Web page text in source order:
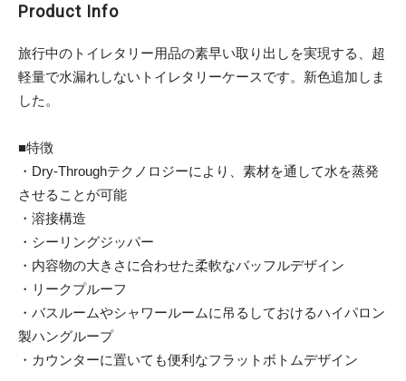
Product Info
旅行中のトイレタリー用品の素早い取り出しを実現する、超
軽量で水漏れしないトイレタリーケースです。新色追加しま
した。
■特徴
・Dry-Throughテクノロジーにより、素材を通して水を蒸発
させることが可能
・溶接構造
・シーリングジッパー
・内容物の大きさに合わせた柔軟なバッフルデザイン
・リークプルーフ
・バスルームやシャワールームに吊るしておけるハイパロン
製ハングループ
・カウンターに置いても便利なフラットボトムデザイン